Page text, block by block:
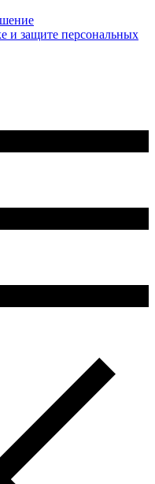
и защите персональных